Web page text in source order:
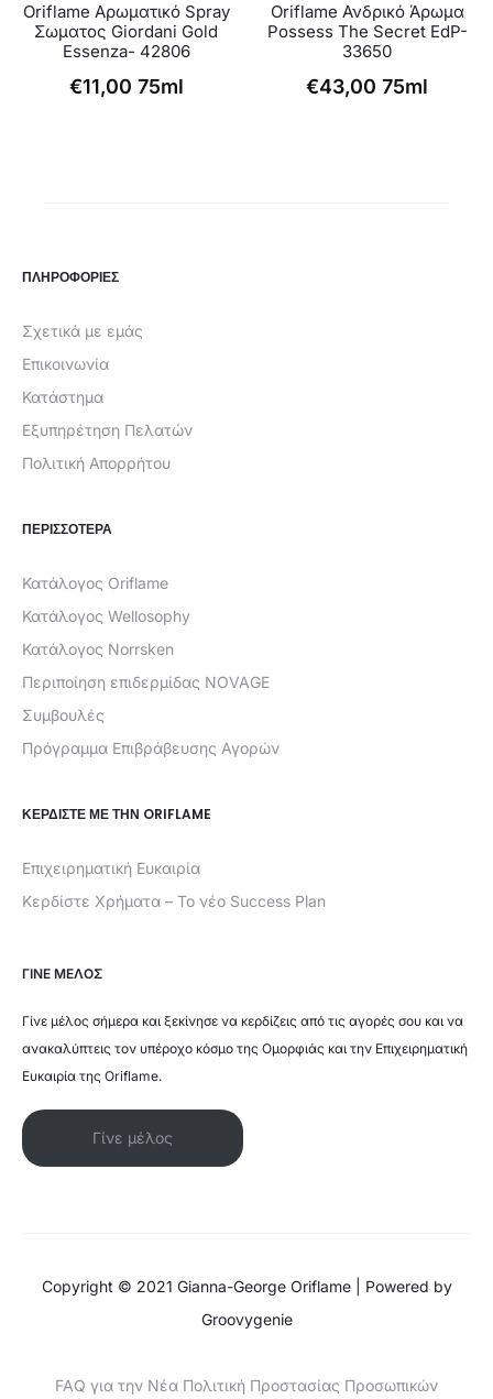
Oriflame Αρωματικό Spray
Σωματος Giordani Gold
Essenza- 42806
€11,00 75ml
Oriflame Ανδρικό Άρωμα
Possess The Secret EdP-
33650
€43,00 75ml
ΠΛΗΡΟΦΟΡΙΕΣ
Σχετικά με εμάς
Επικοινωνία
Κατάστημα
Εξυπηρέτηση Πελατών
Πολιτική Απορρήτου
ΠΕΡΙΣΣΟΤΕΡΑ
Κατάλογος Oriflame
Κατάλογος Wellosophy
Κατάλογος Norrsken
Περιποίηση επιδερμίδας NOVAGE
Συμβουλές
Πρόγραμμα Επιβράβευσης Αγορών
ΚΕΡΔΊΣΤΕ ΜΕ ΤΗΝ ORIFLAME
Επιχειρηματική Ευκαιρία
Κερδίστε Χρήματα – Το νέο Success Plan
ΓΙΝΕ ΜΕΛΟΣ
Γίνε μέλος σήμερα και ξεκίνησε να κερδίζεις από τις αγορές σου και να
ανακαλύπτεις τον υπέροχο κόσμο της Ομορφιάς και την Επιχειρηματική
Ευκαιρία της Oriflame.
Γίνε μέλος
Copyright © 2021 Gianna-George Oriflame | Powered by
Groovygenie
FAQ για την Νέα Πολιτική Προστασίας Προσωπικών